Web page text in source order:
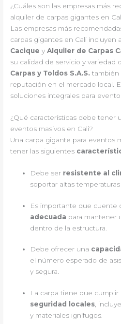
¿Cuáles son las empresas más
alquiler de carpas gigantes en
Las empresas más
carpas gigantes en Cali incluyen a
Cacique yAlquiler de Carpas
su calidad de servicio y variedad
Carpas y Toldos S.A.S. también
reputación en el mercado local.
soluciones integrales para
¿Qué características debe tener
eventos masivos en Cali?
Una carpa gigante para eventos
tener las siguientes
Debe ser resistente al
soportar altas temperaturas
Es importante que cuente
adecuada para mantener
dentro de la estructura.
Debe ofrecer una
el número esperado de
y segura.
La carpa tiene que cumplir
seguridad locales ,
y materiales ignífugos.